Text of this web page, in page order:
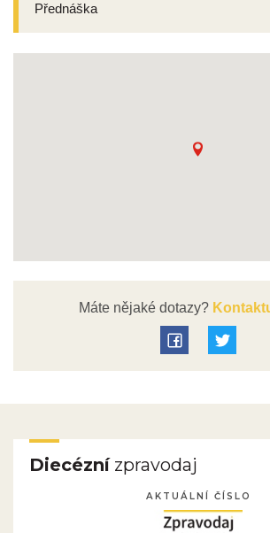
Přednáška
Máte nějaké dotazy?
Diecéznízpravodaj
AKTUÁLNÍ ČÍSLO